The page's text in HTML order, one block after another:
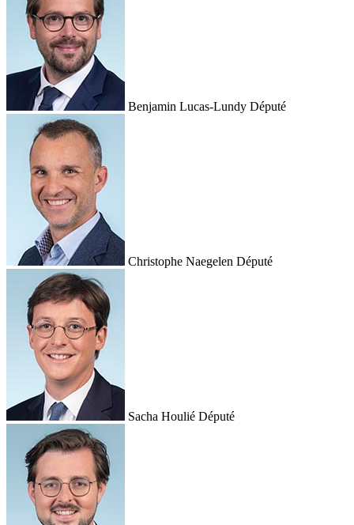
Benjamin Lucas-Lundy Député
Christophe Naegelen Député
Sacha Houlié Député